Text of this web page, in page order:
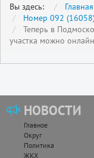
Вы здесь: Главная
Номер 092
Теперь в
участка можно онлайн
НОВОСТИ
Главное
Округ
Политика
ЖКХ